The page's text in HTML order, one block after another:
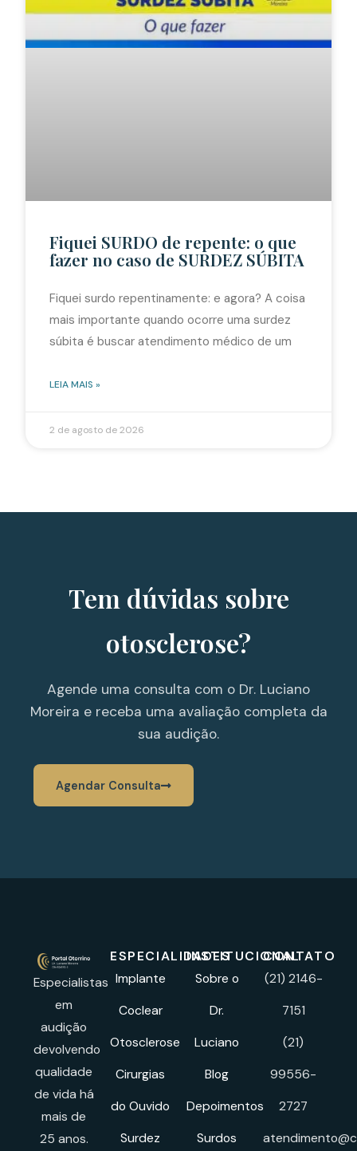
Fiquei SURDO de repente: o que
fazer no caso de SURDEZ SÚBITA
Fiquei surdo repentinamente: e agora? A coisa
mais importante quando ocorre uma surdez
súbita é buscar atendimento médico de um
LEIA MAIS »
2 de agosto de 2026
Tem dúvidas sobre
otosclerose?
Agende uma consulta com o Dr. Luciano
Moreira e receba uma avaliação completa da
sua audição.
Agendar Consulta
Especialistas
em
audição
devolvendo
qualidade
de vida há
mais de
25 anos.
ESPECIALIDADES
Implante
Coclear
Otosclerose
Cirurgias
do Ouvido
Surdez
INSTITUCIONAL
Sobre o
Dr.
Luciano
Blog
Depoimentos
Surdos
CONTATO
(21) 2146-
7151
(21)
99556-
2727